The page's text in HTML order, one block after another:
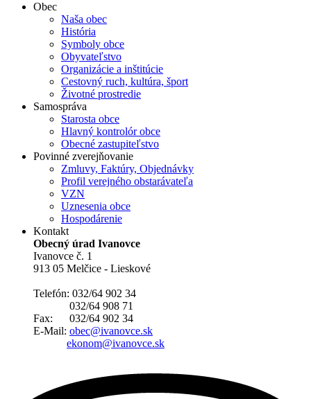
Obec
Naša obec
História
Symboly obce
Obyvateľstvo
Organizácie a inštitúcie
Cestovný ruch, kultúra, šport
Životné prostredie
Samospráva
Starosta obce
Hlavný kontrolór obce
Obecné zastupiteľstvo
Povinné zverejňovanie
Zmluvy, Faktúry, Objednávky
Profil verejného obstarávateľa
VZN
Uznesenia obce
Hospodárenie
Kontakt
Obecný úrad Ivanovce
Ivanovce č. 1
913 05 Melčice - Lieskové
Telefón: 032/64 902 34
032/64 908 71
Fax: 032/64 902 34
E-Mail: obec@ivanovce.sk
ekonom@ivanovce.sk